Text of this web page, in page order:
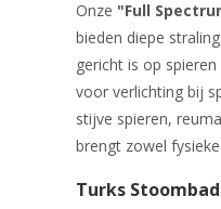
Onze "Full
bieden diepe
gericht is op
voor verlichting bij
stijve spieren,
brengt zowel
Turks Stoombad